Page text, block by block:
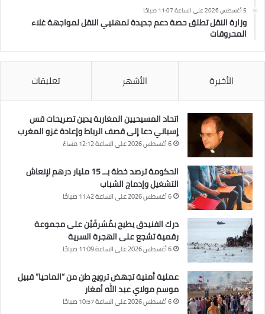
5 أغسطس 2026 على الساعة 11:07 صباحًا
وزارة النقل تطلق حصة دعم جديدة لمهنيي النقل لمواجهة غلاء
المحروقات
الأخيرة الأشهر تعليقات
اتحاد المسيحيين المغاربة يدين تصريحات قس
إسباني دعا إلى قصف الرباط وإعادة غزو المغرب
6 أغسطس 2026 على الساعة 12:12 مساءً
الحكومة ترصد خطة بــ 15 مليار درهم لإنعاش
التشغيل وإدماج الشباب
6 أغسطس 2026 على الساعة 11:42 صباحًا
درك الفنيدق يطيح بمُشرفَيْن على مجموعة
رقمية تشجع على الهجرة السرية
6 أغسطس 2026 على الساعة 11:09 صباحًا
عملية أمنية تجهض ترويج طن من “الماحيا” قبيل
موسم مولاي عبد الله أمغار
6 أغسطس 2026 على الساعة 10:57 صباحًا